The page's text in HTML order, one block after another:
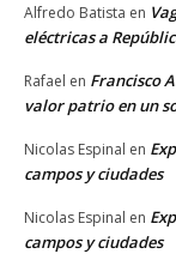
Alfredo Batista en
eléctricas a
Rafael en Francisco
valor patrio en un
Nicolas Espinal en
campos y ciudades
Nicolas Espinal en
campos y ciudades